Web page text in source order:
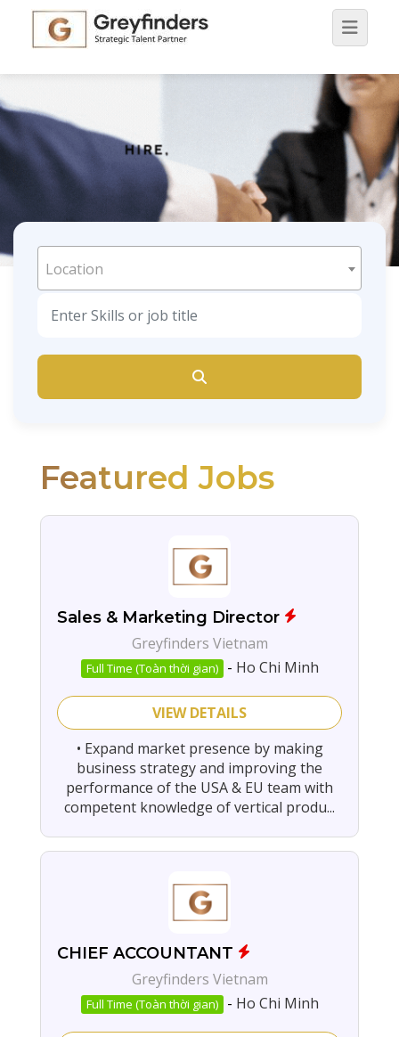
Location
Featured Jobs
Sales & Marketing Director
Greyfinders Vietnam
Full Time (Toàn thời gian) - Ho Chi Minh
VIEW DETAILS
• Expand market presence by making
business strategy and improving the
performance of the USA & EU team with
competent knowledge of vertical produ...
CHIEF ACCOUNTANT
Greyfinders Vietnam
Full Time (Toàn thời gian) - Ho Chi Minh